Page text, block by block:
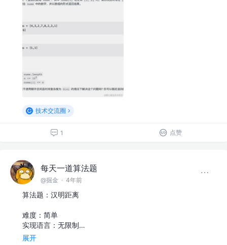
技术交流圈
1 点赞
每天一道算法题
@掘金 · 4年前
算法题：汉明距离
难度：简单
实现语言：无限制…
展开